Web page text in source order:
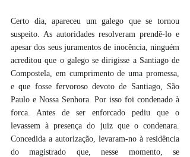
Certo dia, apareceu um galego que se tornou
suspeito. As autoridades resolveram prendê-lo e
apesar dos seus juramentos de inocência, ninguém
acreditou que o galego se dirigisse a Santiago de
Compostela, em cumprimento de uma promessa,
e que fosse fervoroso devoto de Santiago, São
Paulo e Nossa Senhora. Por isso foi condenado à
forca. Antes de ser enforcado pediu que o
levassem à presença do juiz que o condenara.
Concedida a autorização, levaram-no à residência
do magistrado que, nesse momento, se